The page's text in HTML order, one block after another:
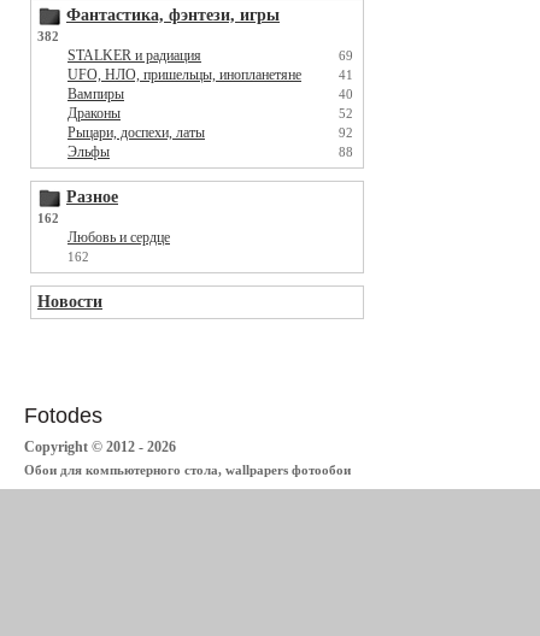
Фантастика, фэнтези, игры
382
STALKER и радиация 69
UFO, НЛО, пришельцы, инопланетяне 41
Вампиры 40
Драконы 52
Рыцари, доспехи, латы 92
Эльфы 88
Разное
162
Любовь и сердце
162
Новости
Fotodes
Copyright © 2012 - 2026
Обои для компьютерного стола, wallpapers фотообои